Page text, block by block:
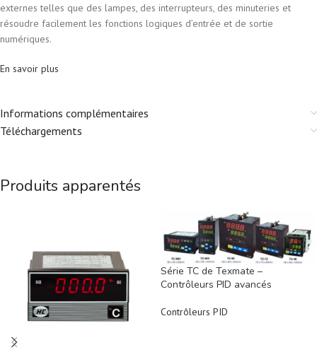
externes telles que des lampes, des interrupteurs, des minuteries et
résoudre facilement les fonctions logiques d’entrée et de sortie
numériques.
En savoir plus
Informations complémentaires
Téléchargements
Produits apparentés
Série TC de Texmate –
Contrôleurs PID avancés
Contrôleurs PID